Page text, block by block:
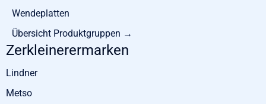
Wendeplatten
Übersicht Produktgruppen →
Zerkleinerermarken
Lindner
Metso